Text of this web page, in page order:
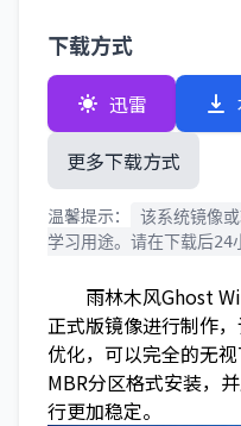
下载方式
迅雷
更多下载方式
温馨提示：
该系统镜像
学习用途。请在下载后24
雨林木风Ghost
正式版镜像进行制作
优化，可以完全的无
MBR分区格式安装，
行更加稳定。